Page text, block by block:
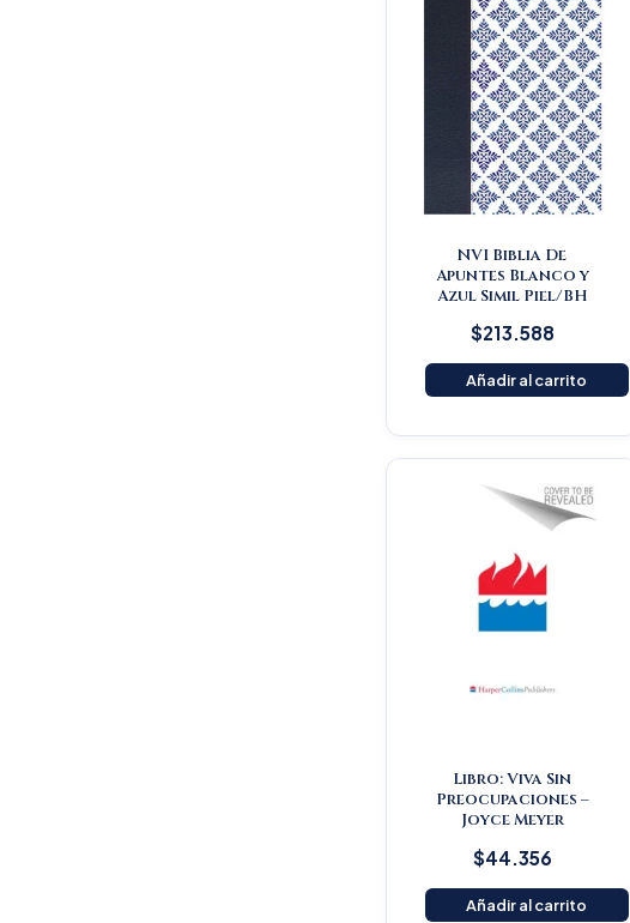
NVI Biblia De
Apuntes Blanco y
Azul Simil Piel/BH
$213.588
Añadir al carrito
Libro: Viva Sin
Preocupaciones –
Joyce Meyer
$44.356
Añadir al carrito